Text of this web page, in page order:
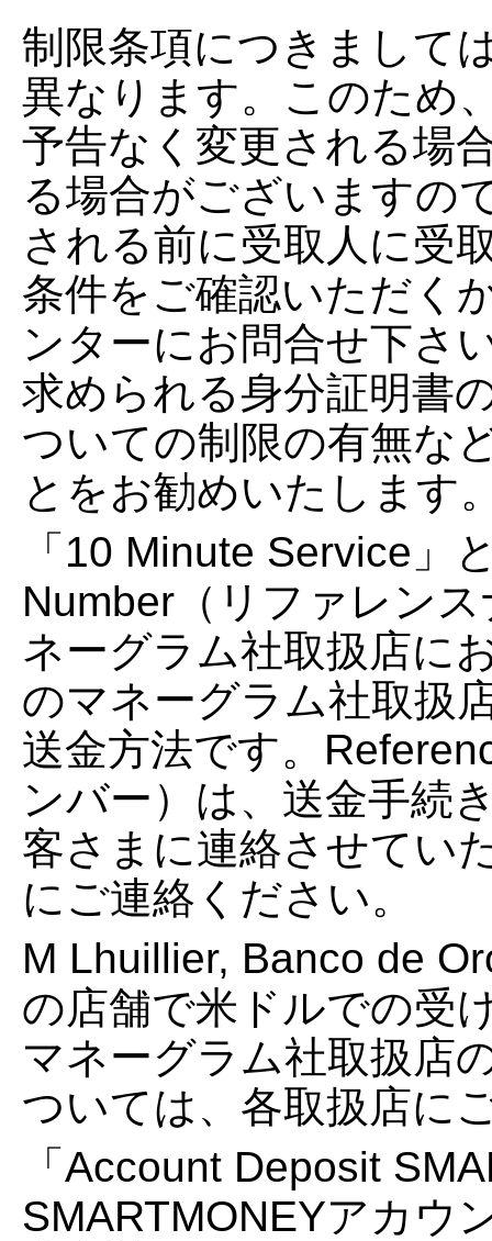
制限条項につきまして
異なります。このため
予告なく変更される場
る場合がございますの
される前に受取人に受
条件をご確認いただく
ンターにお問合せ下さ
求められる身分証明書
ついての制限の有無な
とをお勧めいたします
「10 Minute Service」
Number（リファレン
ネーグラム社取扱店に
のマネーグラム社取扱
送金方法です。
ンバー）は、送金手続
客さまに連絡させてい
にご連絡ください。
M Lhuillier, Banco de
の店舗で米ドルでの受
マネーグラム社取扱店
ついては、各取扱店に
「Account Deposit
SMARTMONEYアカウ